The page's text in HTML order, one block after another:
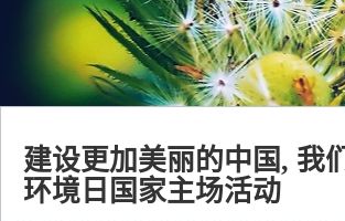
建设更加美丽的中国,
环境日国家主场活动